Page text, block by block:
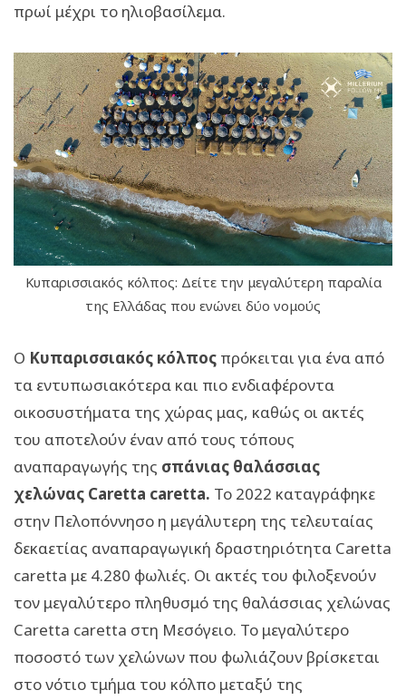
πρωί μέχρι το ηλιοβασίλεμα.
Κυπαρισσιακός κόλπος: Δείτε την μεγαλύτερη παραλία
της Ελλάδας που ενώνει δύο νομούς
Ο Κυπαρισσιακός κόλπος πρόκειται για ένα από
τα εντυπωσιακότερα και πιο ενδιαφέροντα
οικοσυστήματα της χώρας μας, καθώς οι ακτές
του αποτελούν έναν από τους τόπους
αναπαραγωγής της σπάνιας θαλάσσιας
χελώνας Caretta caretta. Το 2022 καταγράφηκε
στην Πελοπόννησο η μεγάλυτερη της τελευταίας
δεκαετίας αναπαραγωγική δραστηριότητα Caretta
caretta με 4.280 φωλιές. Οι ακτές του φιλοξενούν
τον μεγαλύτερο πληθυσμό της θαλάσσιας χελώνας
Caretta caretta στη Μεσόγειο. Το μεγαλύτερο
ποσοστό των χελώνων που φωλιάζουν βρίσκεται
στο νότιο τμήμα του κόλπο μεταξύ της